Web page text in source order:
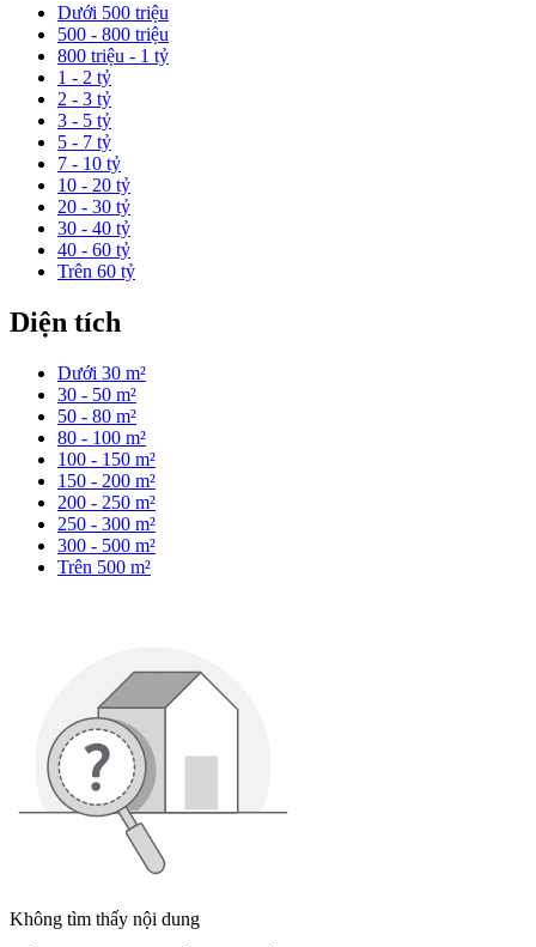
Dưới 500 triệu
500 - 800 triệu
800 triệu - 1 tỷ
1 - 2 tỷ
2 - 3 tỷ
3 - 5 tỷ
5 - 7 tỷ
7 - 10 tỷ
10 - 20 tỷ
20 - 30 tỷ
30 - 40 tỷ
40 - 60 tỷ
Trên 60 tỷ
Diện tích
Dưới 30 m²
30 - 50 m²
50 - 80 m²
80 - 100 m²
100 - 150 m²
150 - 200 m²
200 - 250 m²
250 - 300 m²
300 - 500 m²
Trên 500 m²
Không tìm thấy nội dung